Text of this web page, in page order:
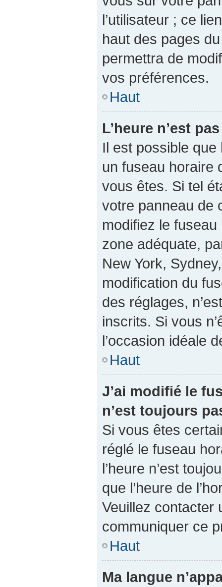
l’utilisateur ; ce
haut des pages
permettra de
vos préférences.
Haut
L’heure n’est
Il est possible que
un fuseau horaire
vous êtes. Si tel
votre panneau de
modifiez le
zone adéquate,
New York,
modification du
des réglages,
inscrits. Si vous
l’occasion idéale
Haut
J’ai modifié le
n’est toujours
Si vous êtes
réglé le fuseau
l’heure n’est
que l’heure de
Veuillez contacter
communiquer ce
Haut
Ma langue